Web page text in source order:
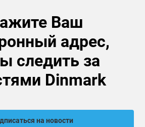
Ваш
адрес,
следить за
Dinmark
на новости